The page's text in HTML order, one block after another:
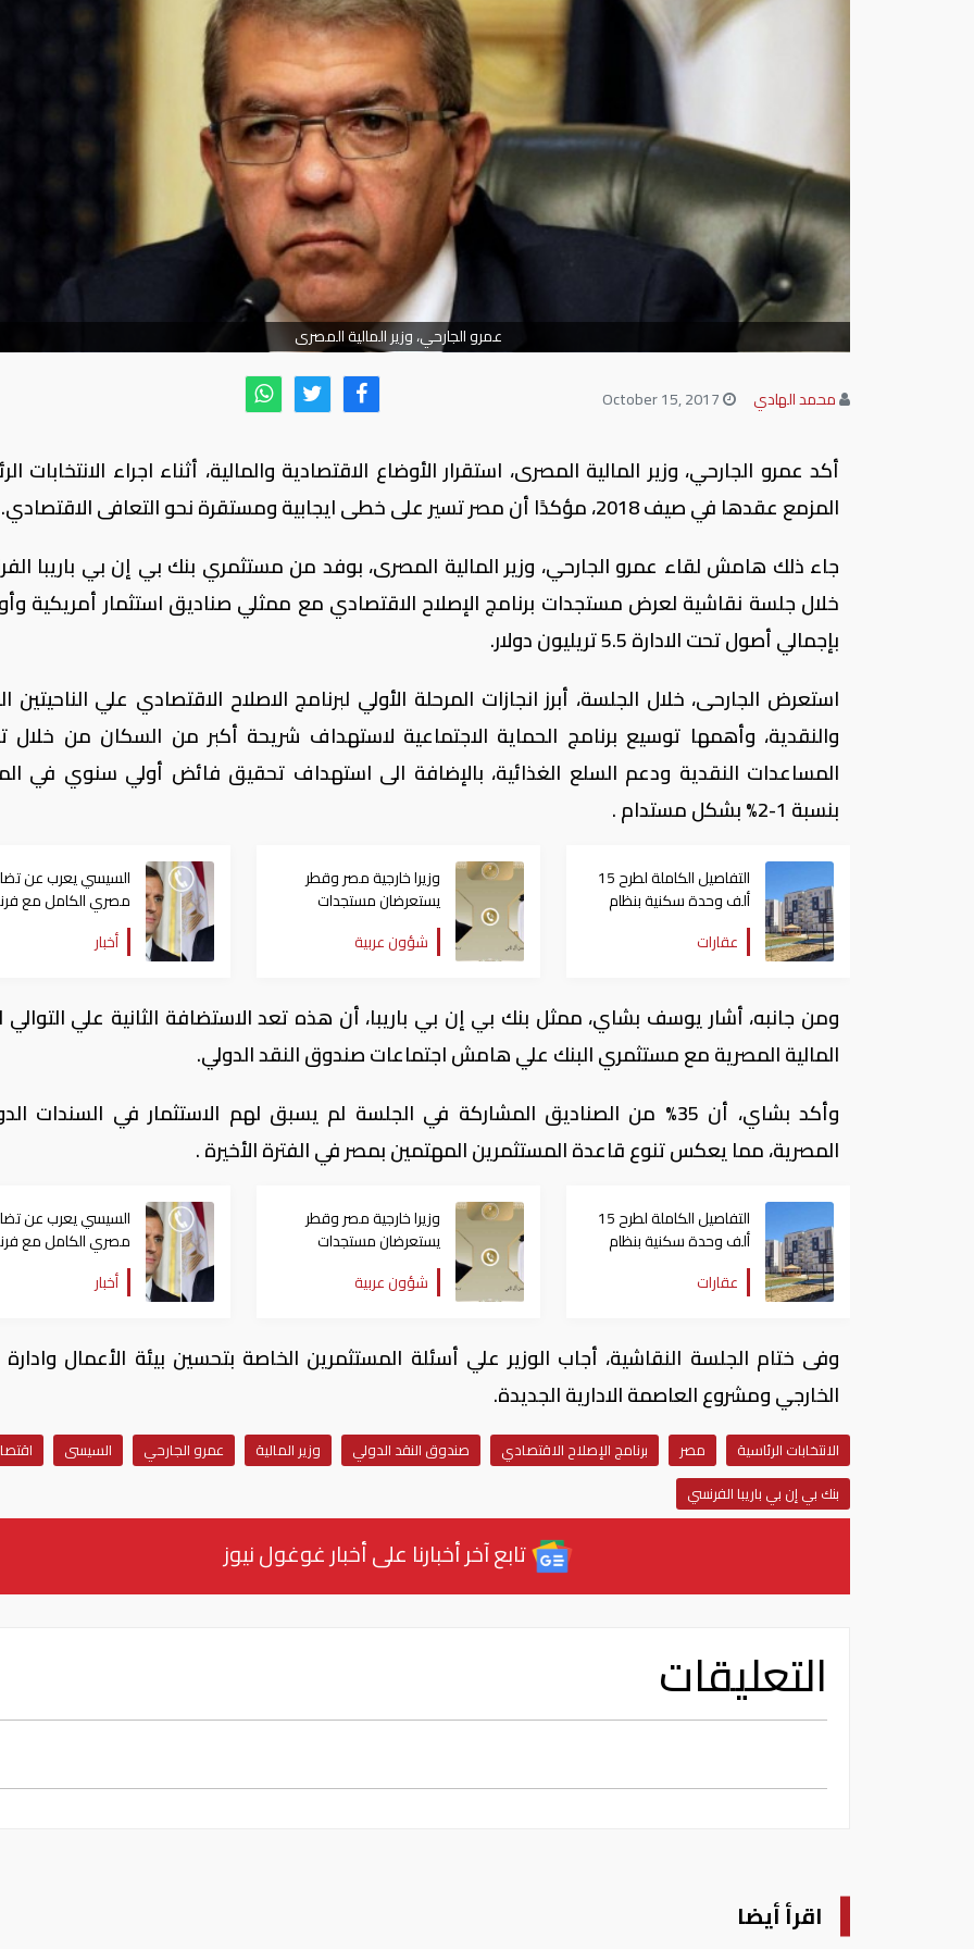
عمرو الجارحي، وزير المالية المصرى
محمد الهادي
أكد عمرو الجارحي، وزير المالية المصرى، استقرار الأوضاع الاقتصادية والمالية، أثناء اجراء الانتخابات
المزمع عقدها في صيف 2018، مؤكدًا أن مصر تسير على خطى ايجابية ومستقرة نحو التعافى الاقتصادي.
جاء ذلك هامش لقاء عمرو الجارحي، وزير المالية المصرى، بوفد من مستثمري بنك بي إن بي باريبا
خلال جلسة نقاشية لعرض مستجدات برنامج الإصلاح الاقتصادي مع ممثلي صناديق استثمار أمريكية
بإجمالي أصول تحت الادارة 5.5 تريليون دولار.
استعرض الجارحى، خلال الجلسة، أبرز انجازات المرحلة الأولي لبرنامج الاصلاح الاقتصادي علي الناحيتين
والنقدية، وأهمها توسيع برنامج الحماية الاجتماعية لاستهداف شريحة أكبر من السكان من خلال
المساعدات النقدية ودعم السلع الغذائية، بالإضافة الى استهداف تحقيق فائض أولي سنوي في
بنسبة 1-2%‏ بشكل مستدام .
التفاصيل الكاملة لطرح 15
ألف وحدة سكنية بنظام
الإيجار المنتهي بالتملك في
مصر
عقارات
وزيرا خارجية مصر وقطر
يستعرضان مستجدات
التحركات الإقليمية
شؤون عربية
السيسي يعرب عن
مصري الكامل مع
الحرائق التي شهدتها
أخبار
ومن جانبه، أشار يوسف بشاي، ممثل بنك بي إن بي باريبا، أن هذه تعد الاستضافة الثانية علي التوالي
المالية المصرية مع مستثمري البنك علي هامش اجتماعات صندوق النقد الدولي.
وأكد بشاي، أن 35%‏ من الصناديق المشاركة في الجلسة لم يسبق لهم الاستثمار في السندات
المصرية، مما يعكس تنوع قاعدة المستثمرين المهتمين بمصر في الفترة الأخيرة .
التفاصيل الكاملة لطرح 15
ألف وحدة سكنية بنظام
الإيجار المنتهي بالتملك في
مصر
عقارات
وزيرا خارجية مصر وقطر
يستعرضان مستجدات
التحركات الإقليمية
شؤون عربية
السيسي يعرب عن
مصري الكامل مع
الحرائق التي شهدتها
أخبار
وفى ختام الجلسة النقاشية، أجاب الوزير علي أسئلة المستثمرين الخاصة بتحسين بيئة الأعمال وادارة
الخارجي ومشروع العاصمة الادارية الجديدة.
الانتخابات الرئاسية مصر برنامج الإصلاح الاقتصادي صندوق النقد الدولي وزير المالية عمرو الجارحي السيسى
بنك بي إن بي باريبا الفرنسي
تابع آخر أخبارنا على أخبار غوغول نيوز
التعليقات
اقرأ أيضا